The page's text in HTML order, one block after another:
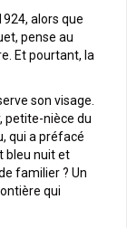
alors que
pense au
Et pourtant, la
son visage.
petite-nièce du
qui a préfacé
bleu nuit et
familier ? Un
qui